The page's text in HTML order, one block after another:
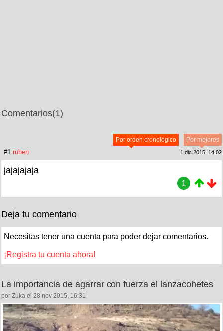
Comentarios(1)
Por mejores
Por orden cronológico
#1 ruben 1 dic 2015, 14:02
jajajajaja
1
Deja tu comentario
Necesitas tener una cuenta para poder dejar comentarios.
¡Registra tu cuenta ahora!
La importancia de agarrar con fuerza el lanzacohetes
por Zuka el 28 nov 2015, 16:31